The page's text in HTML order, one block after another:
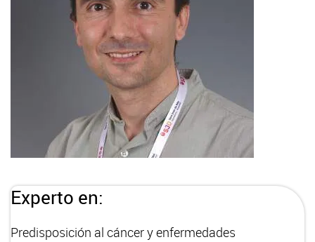
Experto en:
Predisposición al cáncer y enfermedades